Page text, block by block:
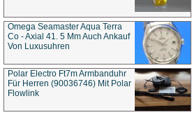
Omega Seamaster Aqua Terra
Co - Axial 41. 5 Mm Auch Ankauf
Von Luxusuhren
Polar Electro Ft7m Armbanduhr
Für Herren (90036746) Mit Polar
Flowlink